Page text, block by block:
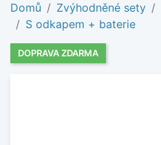
Domů Zvýhodněné sety
S odkapem + baterie
DOPRAVA ZDARMA